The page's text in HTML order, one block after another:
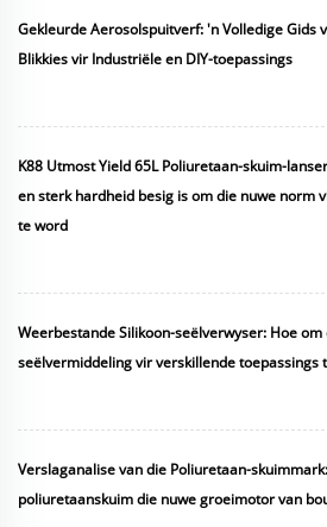
ml of 300 ml in groot
hoeveelhede
Gekleurde Aerosolspuitverf: 'n Volledige Gids
Blikkies vir Industriële en DIY-toepassings
K88 Utmost Yield 65L Poliuretaan-skuim-
en sterk hardheid besig is om die nuwe norm
te word
Weerbestande Silikoon-seëlverwyser: Hoe
seëlvermiddeling vir verskillende toepassings
Verslaganalise van die Poliuretaan-
poliuretaanskuim die nuwe groeimotor van